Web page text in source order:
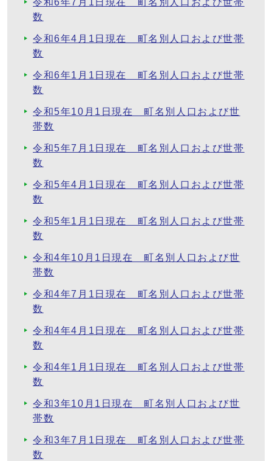
令和6年7月1日現在 町名別人口および世帯
数
令和6年4月1日現在 町名別人口および世帯
数
令和6年1月1日現在 町名別人口および世帯
数
令和5年10月1日現在 町名別人口および世
帯数
令和5年7月1日現在 町名別人口および世帯
数
令和5年4月1日現在 町名別人口および世帯
数
令和5年1月1日現在 町名別人口および世帯
数
令和4年10月1日現在 町名別人口および世
帯数
令和4年7月1日現在 町名別人口および世帯
数
令和4年4月1日現在 町名別人口および世帯
数
令和4年1月1日現在 町名別人口および世帯
数
令和3年10月1日現在 町名別人口および世
帯数
令和3年7月1日現在 町名別人口および世帯
数